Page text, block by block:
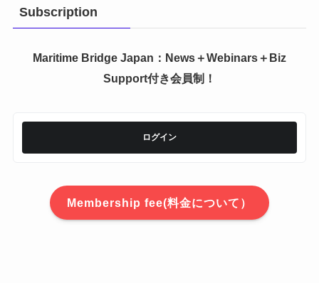
Subscription
Maritime Bridge Japan ：News＋Webinars＋Biz
Support付き会員制！
ログイン
Membership fee(料金について）